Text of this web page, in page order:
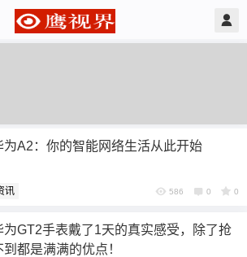
为A2：你的智能网络生活从此开始
讯 586 0 0
为GT2手表戴了1天的真实感受，除了抢
到都是满满的优点！